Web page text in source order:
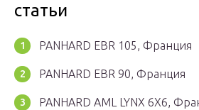
статьи
PANHARD EBR 105, Франция
PANHARD EBR 90, Франция
PANHARD AML LYNX 6X6,